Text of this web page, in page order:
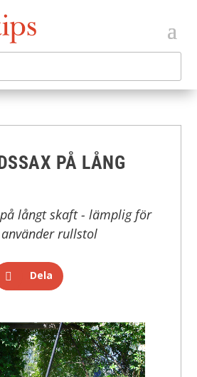
PÅ LÅNG
långt skaft - lämplig för
rullstol
Dela